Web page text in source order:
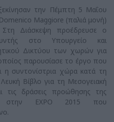
την Πέμπτη 5 Μαΐου
Maggiore (παλιά μονή)
Διάσκεψη προέδρευσε ο
στο Υπουργείο και
Δικτύου των χωρών για
παρουσίασε το έργο που
η συντονίστρια χώρα κατά τη
Βίβλο για τη Μεσογειακή
τις δράσεις προώθησης της
στην EXPO 2015 που